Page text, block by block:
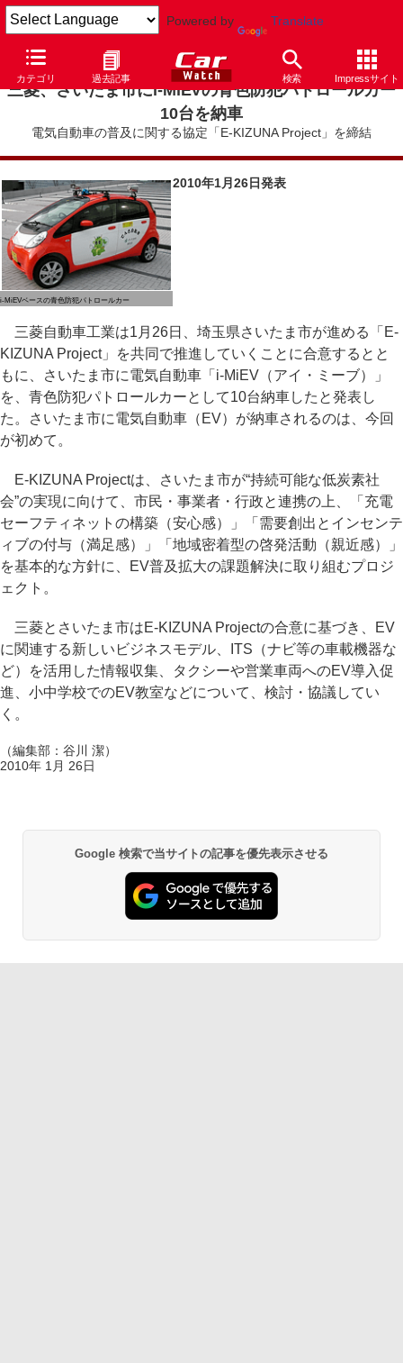
Powered by Translate
カテゴリ 過去記事 検索 Impressサイト
三菱、さいたま市にi-MiEVの青色防犯パトロールカー
10台を納車
電気自動車の普及に関する協定「E-KIZUNA Project」を締結
i-MiEVベースの青色防犯パトロールカー
2010年1月26日発表
三菱自動車工業は1月26日、埼玉県さいたま市が進める「E-
KIZUNA Project」を共同で推進していくことに合意するとと
もに、さいたま市に電気自動車「i-MiEV（アイ・ミーブ）」
を、青色防犯パトロールカーとして10台納車したと発表し
た。さいたま市に電気自動車（EV）が納車されるのは、今回
が初めて。
E-KIZUNA Projectは、さいたま市が“持続可能な低炭素社
会”の実現に向けて、市民・事業者・行政と連携の上、「充電
セーフティネットの構築（安心感）」「需要創出とインセンテ
ィブの付与（満足感）」「地域密着型の啓発活動（親近感）」
を基本的な方針に、EV普及拡大の課題解決に取り組むプロジ
ェクト。
三菱とさいたま市はE-KIZUNA Projectの合意に基づき、EV
に関連する新しいビジネスモデル、ITS（ナビ等の車載機器な
ど）を活用した情報収集、タクシーや営業車両へのEV導入促
進、小中学校でのEV教室などについて、検討・協議してい
く。
（編集部：谷川 潔）
2010年 1月 26日
Google 検索で当サイトの記事を優先表示させる